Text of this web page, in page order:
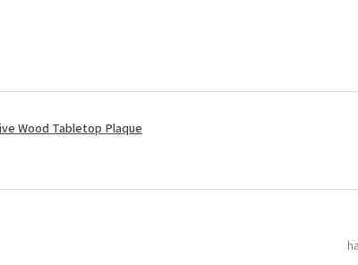
Wood Tabletop Plaque